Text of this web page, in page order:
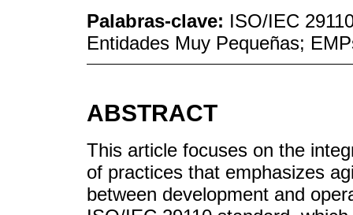
Palabras-clave: ISO/IEC
Entidades Muy Pequeñas;
ABSTRACT
This article focuses on the
of practices that emphasizes
between development and